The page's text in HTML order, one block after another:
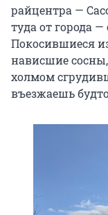
райцентра —
туда от города
Покосившиеся
нависшие
холмом
въезжаешь